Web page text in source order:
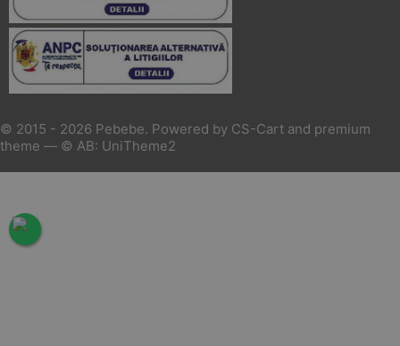
© 2015 - 2026 Pebebe. Powered by CS-Cart and premium
theme — © AB: UniTheme2